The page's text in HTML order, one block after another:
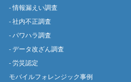
- 情報漏えい調査
- 社内不正調査
- パワハラ調査
- データ改ざん調査
- 労災認定
モバイルフォレンジック事例